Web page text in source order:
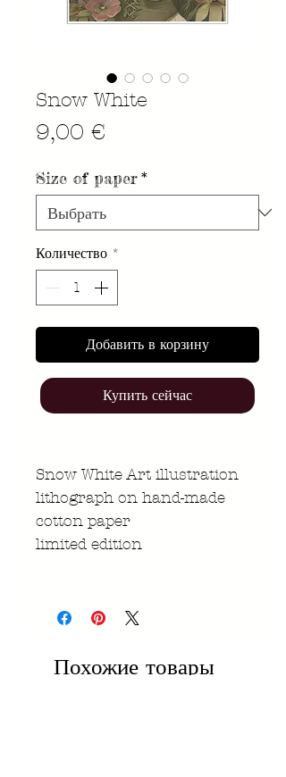
Snow White
9,00 €
Size of paper*
Количество *
Добавить в корзину
Купить сейчас
Snow White Art illustration
lithograph on hand-made
cotton paper
limited edition
Похожие товары